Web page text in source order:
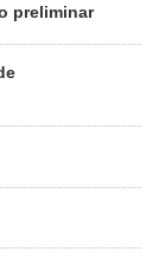
preliminar